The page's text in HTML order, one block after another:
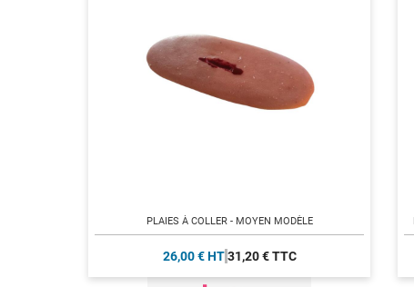
PLAIES À COLLER - MOYEN MODÈLE
26,00 € HT 31,20 € TTC